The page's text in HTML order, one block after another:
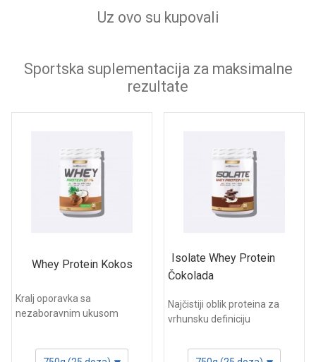
Uz ovo su kupovali
Sportska suplementacija za maksimalne
rezultate
Whey Protein Kokos
Kralj oporavka sa
nezaboravnim ukusom
Isolate Whey Protein
Čokolada
Najčistiji oblik proteina za
vrhunsku definiciju